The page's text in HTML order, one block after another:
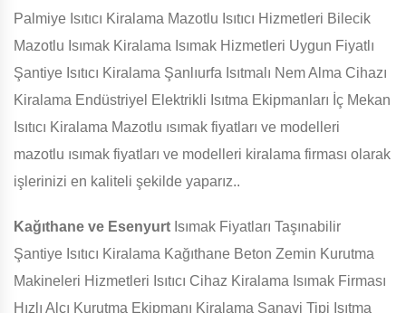
Palmiye Isıtıcı Kiralama Mazotlu Isıtıcı Hizmetleri Bilecik
Mazotlu Isımak Kiralama Isımak Hizmetleri Uygun Fiyatlı
Şantiye Isıtıcı Kiralama Şanlıurfa Isıtmalı Nem Alma Cihazı
Kiralama Endüstriyel Elektrikli Isıtma Ekipmanları İç Mekan
Isıtıcı Kiralama Mazotlu ısımak fiyatları ve modelleri
mazotlu ısımak fiyatları ve modelleri kiralama firması olarak
işlerinizi en kaliteli şekilde yaparız..
Kağıthane ve Esenyurt Isımak Fiyatları Taşınabilir
Şantiye Isıtıcı Kiralama Kağıthane Beton Zemin Kurutma
Makineleri Hizmetleri Isıtıcı Cihaz Kiralama Isımak Firması
Hızlı Alçı Kurutma Ekipmanı Kiralama Sanayi Tipi Isıtma